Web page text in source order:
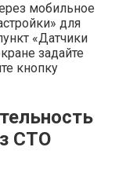
мобильное
для
«Датчики
задайте
кнопку
СТО